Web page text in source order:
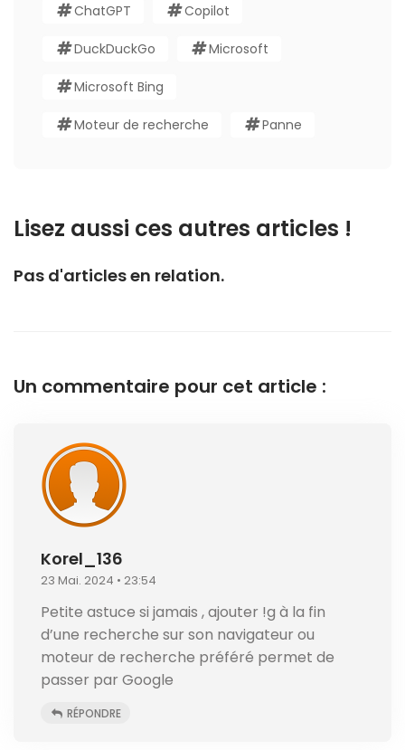
ChatGPT Copilot
DuckDuckGo Microsoft
Microsoft Bing
Moteur de recherche Panne
Lisez aussi ces autres articles !
Pas d'articles en relation.
Un commentaire pour cet article :
Korel_136
23 Mai. 2024 • 23:54
Petite astuce si jamais , ajouter !g à la fin
d’une recherche sur son navigateur ou
moteur de recherche préféré permet de
passer par Google
RÉPONDRE